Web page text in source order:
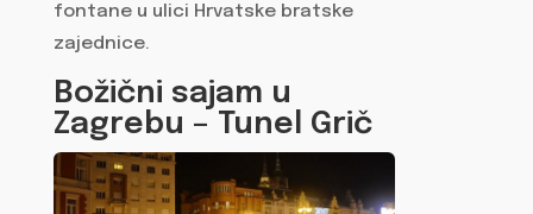
fontane u ulici Hrvatske bratske
zajednice.
Božični sajam u
Zagrebu – Tunel Grič